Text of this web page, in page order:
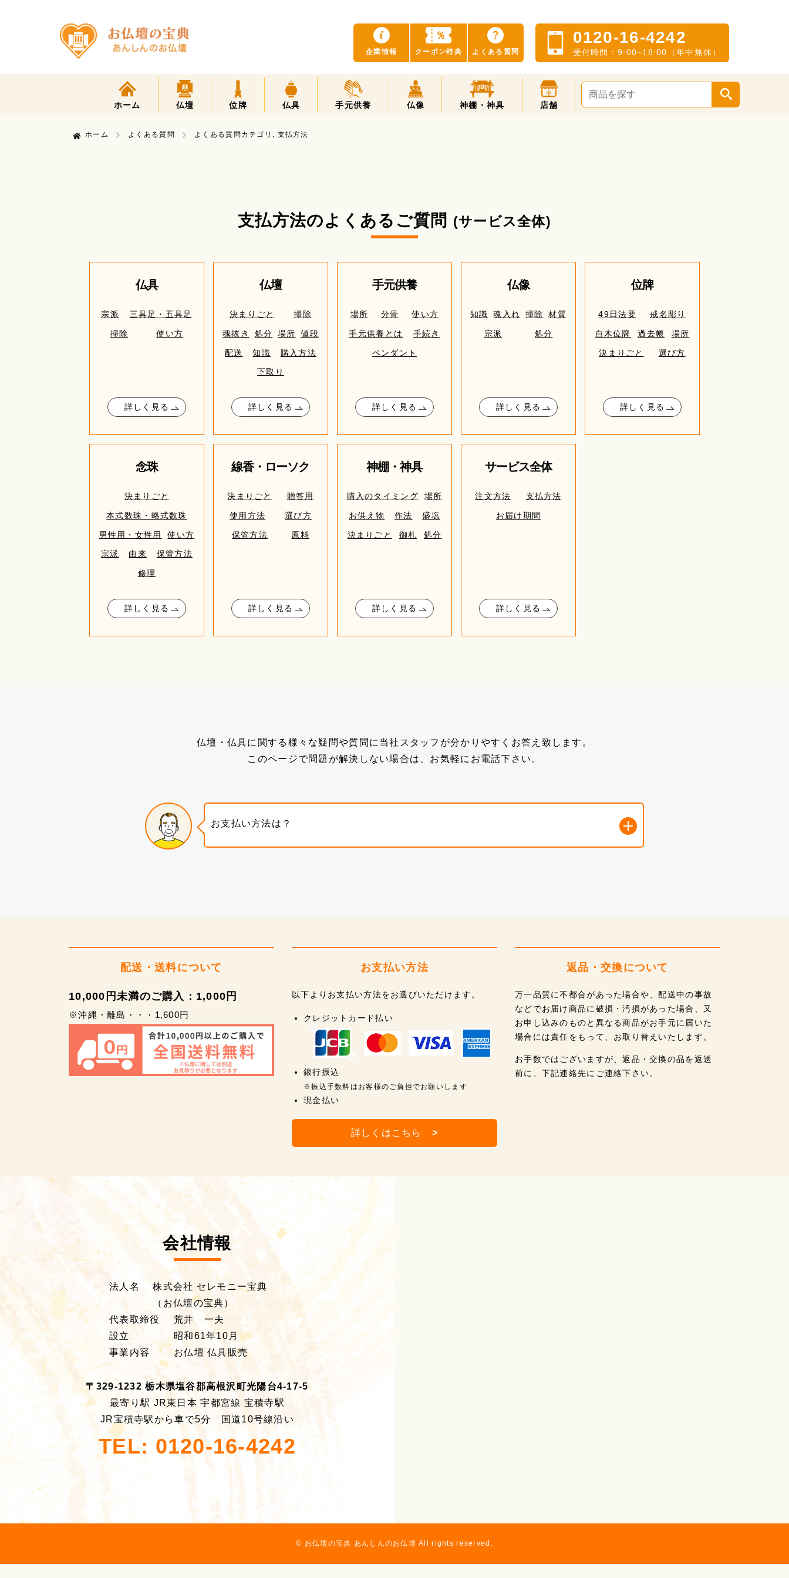
企業情報
％
クーポン特典
？
よくある質問
0120-16-4242
受付時間：9:00~18:00（年中無休）
ホーム 仏壇 位牌 仏具 手元供養 仏像 神棚・神具 店舗
ホーム よくある質問 よくある質問カテゴリ: 支払方法
支払方法のよくあるご質問 (サービス全体)
仏具
宗派 三具足・五具足
掃除 使い方
詳しく見る
仏壇
決まりごと 掃除
魂抜き 処分 場所 値段
配送 知識 購入方法
下取り
詳しく見る
手元供養
場所 分骨 使い方
手元供養とは 手続き
ペンダント
詳しく見る
仏像
知識 魂入れ 掃除 材質
宗派 処分
詳しく見る
位牌
49日法要 戒名彫り
白木位牌 過去帳 場所
決まりごと 選び方
詳しく見る
念珠
決まりごと
本式数珠・略式数珠
男性用・女性用 使い方
宗派 由来 保管方法
修理
詳しく見る
線香・ローソク
決まりごと 贈答用
使用方法 選び方
保管方法 原料
詳しく見る
神棚・神具
購入のタイミング 場所
お供え物 作法 盛塩
決まりごと 御札 処分
詳しく見る
サービス全体
注文方法 支払方法
お届け期間
詳しく見る
仏壇・仏具に関する様々な疑問や質問に当社スタッフが分かりやすくお答え致します。
このページで問題が解決しない場合は、お気軽にお電話下さい。
お支払い方法は？
配送・送料について
10,000円未満のご購入：1,000円
※沖縄・離島・・・1,600円
お支払い方法
以下よりお支払い方法をお選びいただけます。
クレジットカード払い
銀行振込
※振込手数料はお客様のご負担でお願いします
現金払い
詳しくはこちら >
返品・交換について
万一品質に不都合があった場合や、配送中の事故
などでお届け商品に破損・汚損があった場合、又
お申し込みのものと異なる商品がお手元に届いた
場合には責任をもって、お取り替えいたします。
お手数ではございますが、返品・交換の品を返送
前に、下記連絡先にご連絡下さい。
会社情報
法人名
株式会社 セレモニー宝典
（お仏壇の宝典）
代表取締役
荒井 一夫
設立
昭和61年10月
事業内容
お仏壇 仏具販売
〒329-1232 栃木県塩谷郡高根沢町光陽台4-17-5
最寄り駅 JR東日本 宇都宮線 宝積寺駅
JR宝積寺駅から車で5分 国道10号線沿い
TEL: 0120-16-4242
© お仏壇の宝典 あんしんのお仏壇 All rights reserved.